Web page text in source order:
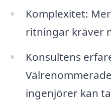
Komplexitet:
ritningar kräver
Konsultens
ingenjörer kan